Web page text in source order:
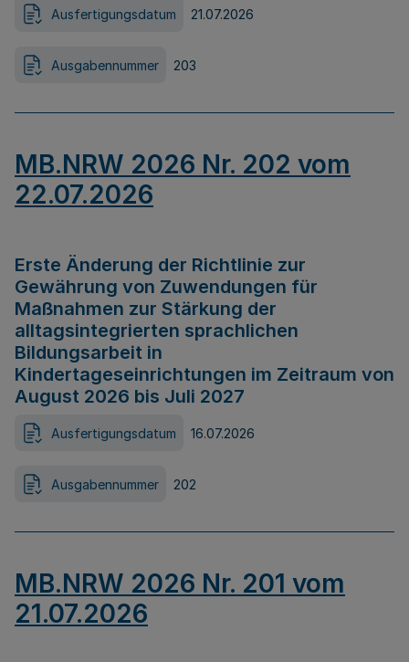
Ausfertigungsdatum 21.07.2026
Ausgabennummer 203
MB.NRW 2026 Nr. 202 vom
22.07.2026
Erste Änderung der Richtlinie zur
Gewährung von Zuwendungen für
Maßnahmen zur Stärkung der
alltagsintegrierten sprachlichen
Bildungsarbeit in
Kindertageseinrichtungen im Zeitraum von
August 2026 bis Juli 2027
Ausfertigungsdatum 16.07.2026
Ausgabennummer 202
MB.NRW 2026 Nr. 201 vom
21.07.2026